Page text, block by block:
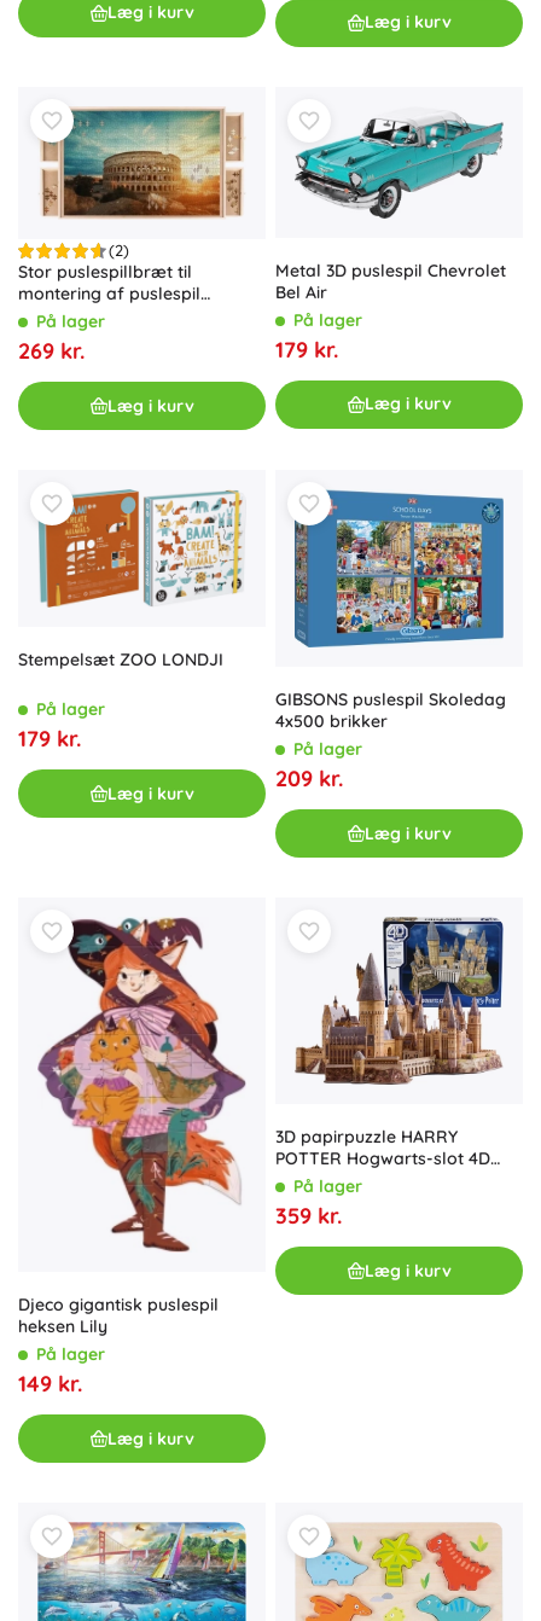
Læg i kurv Læg i kurv
(2)
Stor puslespillbræt til
montering af puslespil
Malatec
På lager
269 kr.
Læg i kurv
Metal 3D puslespil Chevrolet
Bel Air
På lager
179 kr.
Læg i kurv
Stempelsæt ZOO LONDJI
På lager
179 kr.
Læg i kurv
GIBSONS puslespil Skoledag
4x500 brikker
På lager
209 kr.
Læg i kurv
Djeco gigantisk puslespil
heksen Lily
På lager
149 kr.
Læg i kurv
3D papirpuzzle HARRY
POTTER Hogwarts-slot 4D
BuildPå lager
359 kr.
Læg i kurv